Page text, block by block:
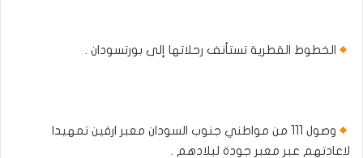
الخطوط القطرية تستأنف رحلاتها إلى بورتسودان .
وصول 111 من مواطني جنوب السودان معبر ارقين تمهيدا
لاعادتهم عبر معبر جودة لبلادهم .